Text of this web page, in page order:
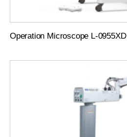
Operation Microscope L-0955XD